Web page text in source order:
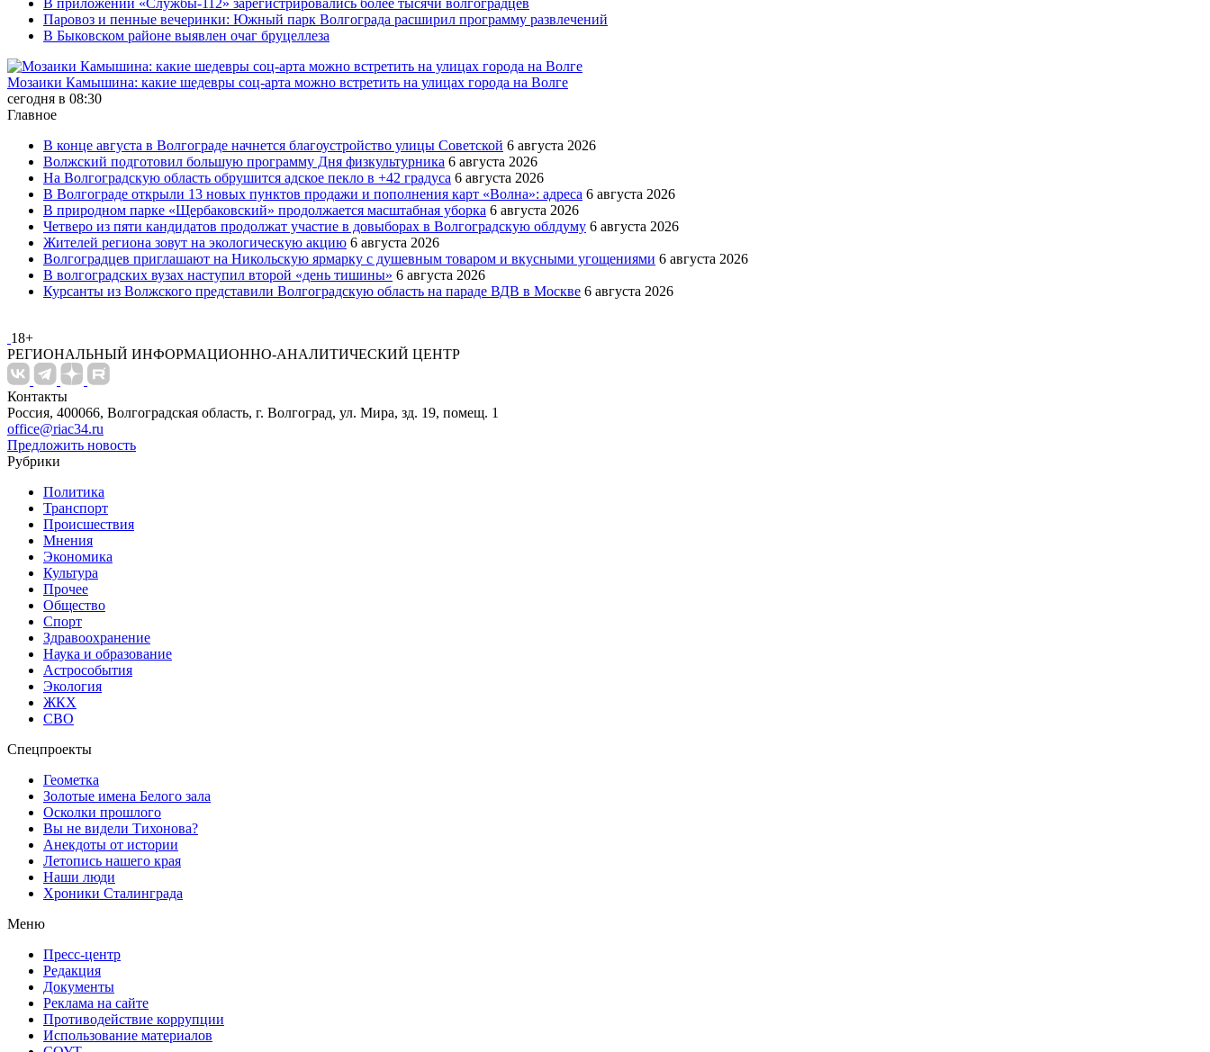
Паровоз и пенные вечеринки: Южный парк Волгограда расширил программу развлечений
В Быковском районе выявлен очаг бруцеллеза
Мозаики Камышина: какие шедевры соц-арта можно встретить на улицах города на Волге
сегодня в 08:30
Главное
В конце августа в Волгограде начнется благоустройство улицы Советской 6 августа 2026
Волжский подготовил большую программу Дня физкультурника 6 августа 2026
На Волгоградскую область обрушится адское пекло в +42 градуса 6 августа 2026
В Волгограде открыли 13 новых пунктов продажи и пополнения карт «Волна»: адреса 6 августа 2026
В природном парке «Щербаковский» продолжается масштабная уборка 6 августа 2026
Четверо из пяти кандидатов продолжат участие в довыборах в Волгоградскую облдуму 6 августа 2026
Жителей региона зовут на экологическую акцию 6 августа 2026
Волгоградцев приглашают на Никольскую ярмарку с душевным товаром и вкусными угощениями 6 августа 2026
В волгоградских вузах наступил второй «день тишины» 6 августа 2026
Курсанты из Волжского представили Волгоградскую область на параде ВДВ в Москве 6 августа 2026
18+
РЕГИОНАЛЬНЫЙ ИНФОРМАЦИОННО-АНАЛИТИЧЕСКИЙ ЦЕНТР
Контакты
Россия, 400066, Волгоградская область, г. Волгоград, ул. Мира, зд. 19, помещ. 1
office@riac34.ru
Предложить новость
Рубрики
Политика
Транспорт
Происшествия
Мнения
Экономика
Культура
Прочее
Общество
Спорт
Здравоохранение
Наука и образование
Астрособытия
Экология
ЖКХ
СВО
Спецпроекты
Геометка
Золотые имена Белого зала
Осколки прошлого
Вы не видели Тихонова?
Анекдоты от истории
Летопись нашего края
Наши люди
Хроники Сталинграда
Меню
Пресс-центр
Редакция
Документы
Реклама на сайте
Противодействие коррупции
Использование материалов